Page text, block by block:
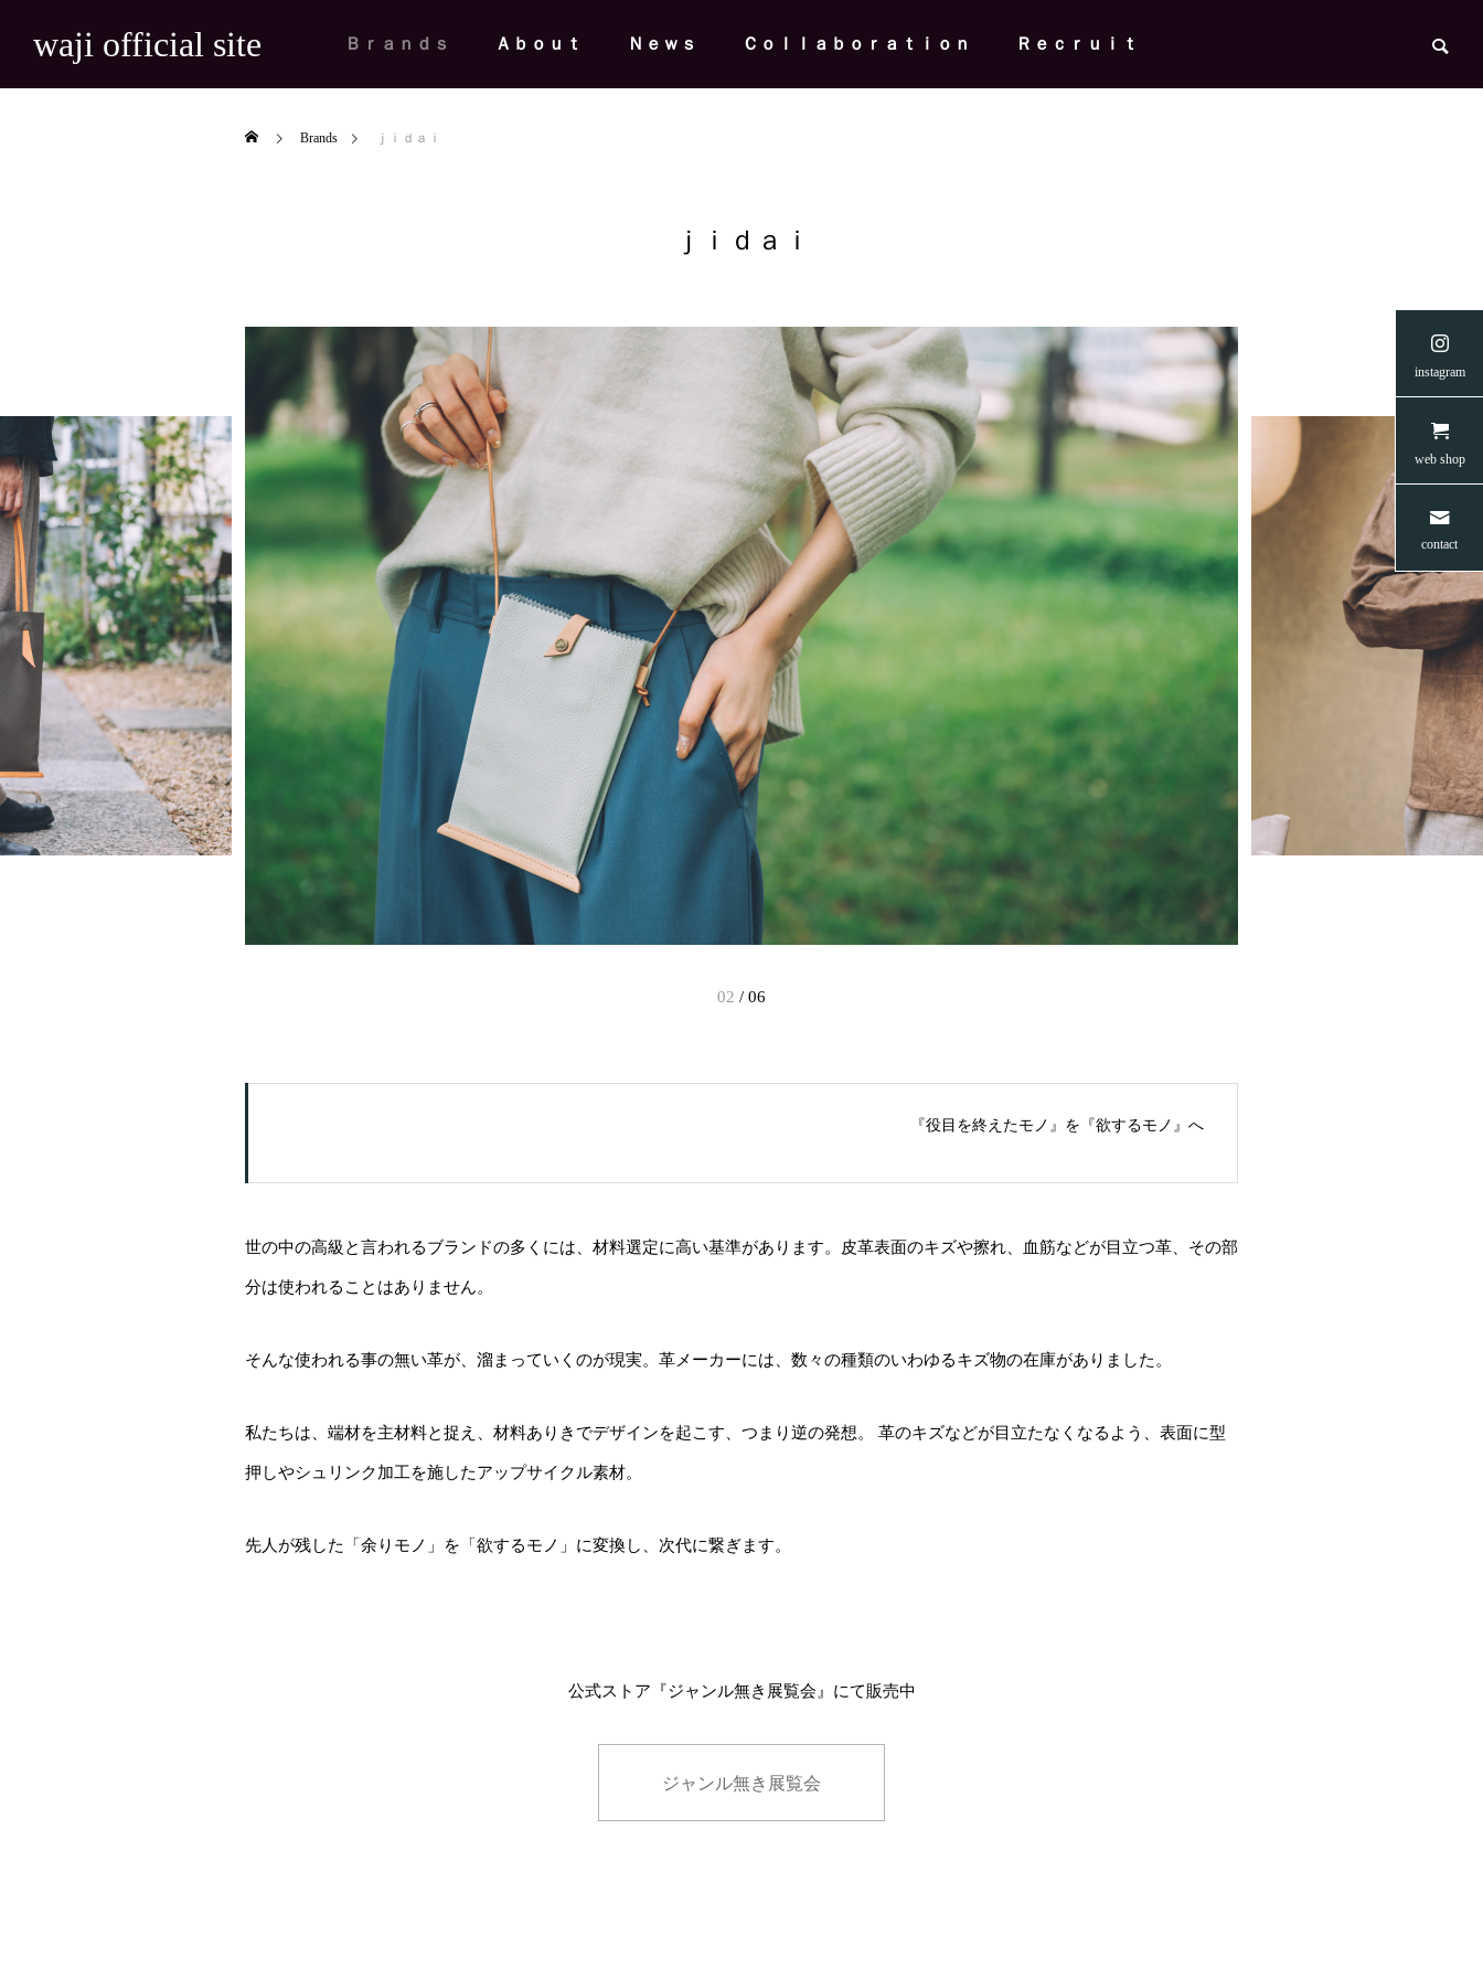
waji official site Ｂｒａｎｄｓ Ａｂｏｕｔ Ｎｅｗｓ Ｃｏｌｌａｂｏｒａｔｉｏｎ Ｒｅｃｒｕｉｔ
News
【出展情報】HMJ2026｜革に錆を宿し
た「ｋｅｕ」がHMJ初登場
News
桃山学院大学にて、wａjｉ代表の菅野
裕樹が講師を務めるリーダーシップ・
チャレンジ2026募集開始
News
【READYFORクラウドファンディン
グ】愛媛のネコたちに安らぎを 第二弾
🐈
【creema
支援につ
🐈☂️
News
Brands ｊｉｄａｉ
ｊｉｄａｉ
02 / 06
『役目を終えたモノ』を『欲するモノ』へ
世の中の高級と言われるブランドの多くには、材料選定に高い基準があります。皮革表面のキズや擦れ、血筋などが目立つ革、その部
分は使われることはありません。
そんな使われる事の無い革が、溜まっていくのが現実。革メーカーには、数々の種類のいわゆるキズ物の在庫がありました。
私たちは、端材を主材料と捉え、材料ありきでデザインを起こす、つまり逆の発想。 革のキズなどが目立たなくなるよう、表面に型
押しやシュリンク加工を施したアップサイクル素材。
先人が残した「余りモノ」を「欲するモノ」に変換し、次代に繋ぎます。
公式ストア『ジャンル無き展覧会』にて販売中
ジャンル無き展覧会
instagram
web shop
contact